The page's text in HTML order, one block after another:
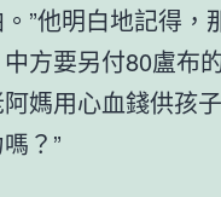
”他明白地記得，
方要另付80盧布
媽用心血錢供孩
？”